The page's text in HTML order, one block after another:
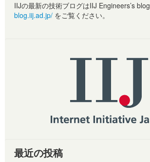
IIJの最新の技術ブログはIIJ Engineers’s blog
blog.iij.ad.jp/ をご覧ください。
最近の投稿